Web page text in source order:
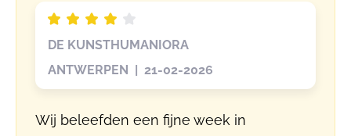
DE KUNSTHUMANIORA
ANTWERPEN | 21-02-2026
Wij beleefden een fijne week in